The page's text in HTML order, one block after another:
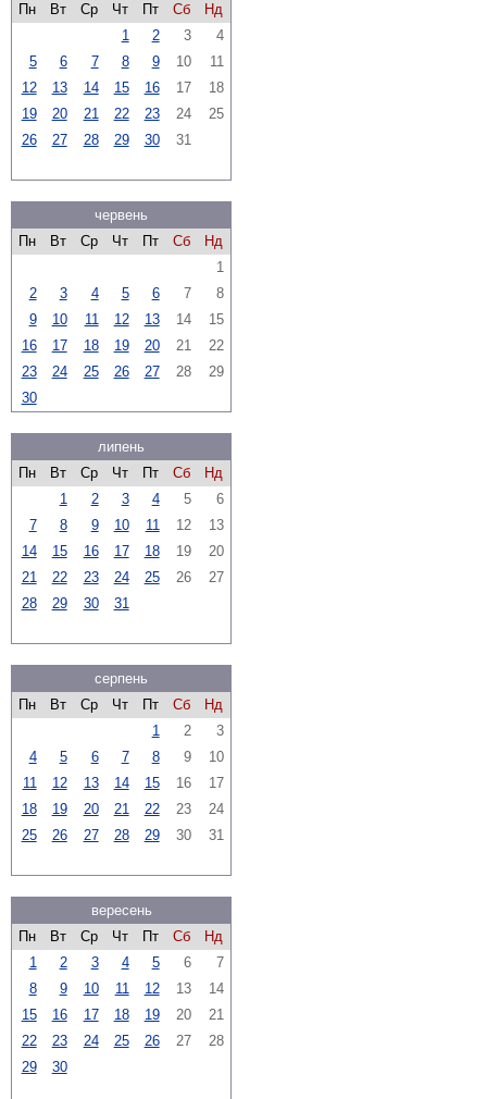
Пн
Вт Ср Чт Пт Сб
Нд
1
2 3
4
5
6 7 8 9 10
11
12
13 14 15 16 17
18
19
20 21 22 23 24
25
26
27 28 29 30 31
червень
Пн
Вт Ср Чт Пт Сб
Нд
1
2
3 4 5 6 7
8
9
10 11 12 13 14
15
16
17 18 19 20 21
22
23
24 25 26 27 28
29
30
липень
Пн
Вт Ср Чт Пт Сб
Нд
1
2 3 4 5
6
7
8 9 10 11 12
13
14
15 16 17 18 19
20
21
22 23 24 25 26
27
28
29 30 31
серпень
Пн
Вт Ср Чт Пт Сб
Нд
1
2
3
4
5 6 7 8 9
10
11
12 13 14 15 16
17
18
19 20 21 22 23
24
25
26 27 28 29 30 31
вересень
Пн
Вт Ср Чт Пт Сб
Нд
1
2 3 4 5 6
7
8
9 10 11 12 13
14
15
16 17 18 19 20
21
22
23 24 25 26 27
28
29
30